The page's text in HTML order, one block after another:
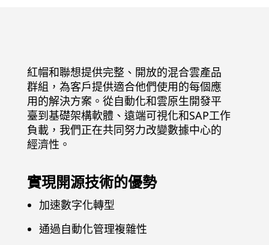
紅帽和聯想提供完整、開放的混合雲產品
群組，為客戶提供適合他們使用的每個應
用的解決方案。從自動化和雲原生開發平
臺到基礎架構軟體、遠端可視化和SAP工作
負載，我們正在共同努力改變數據中心的
經濟性。
實現開源技術的優勢
加速數字化轉型
通過自動化管理複雜性